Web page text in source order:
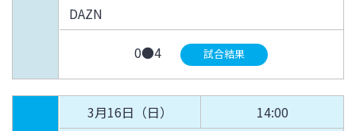
DAZN
0●4 試合結果
3月16日（日）
14:00